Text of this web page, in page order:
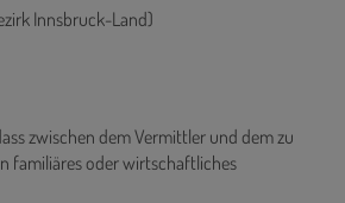
Innsbruck-Land)
zwischen dem Vermittler und dem zu
familiäres oder wirtschaftliches